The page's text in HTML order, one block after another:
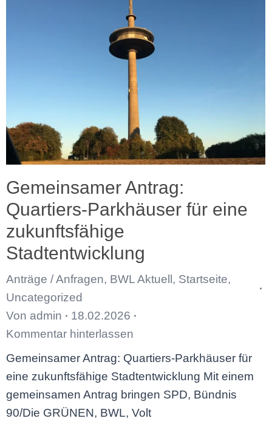
Gemeinsamer Antrag:
Quartiers-Parkhäuser für eine
zukunftsfähige
Stadtentwicklung
Anträge / Anfragen, BWL Aktuell , Startseite,
Uncategorized
Von admin
18.02.2026
Kommentar hinterlassen
Gemeinsamer Antrag: Quartiers-Parkhäuser für
eine zukunftsfähige Stadtentwicklung Mit einem
gemeinsamen Antrag bringen SPD, Bündnis
90/Die GRÜNEN, BWL, Volt